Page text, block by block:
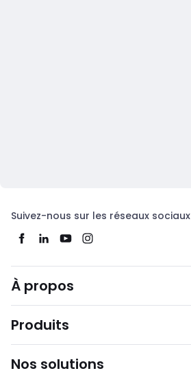
Suivez-nous sur les réseaux sociaux
À propos
Produits
Nos solutions